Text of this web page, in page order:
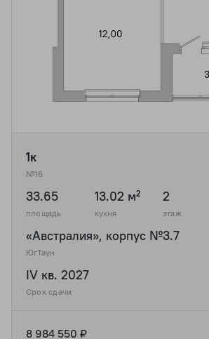
1к
№16
33.65
площадь
13.02 м²
кухня
2
этаж
«Австралия», корпус №3.7
ЮгТаун
IV кв. 2027
Срок сдачи
8 984 550 ₽